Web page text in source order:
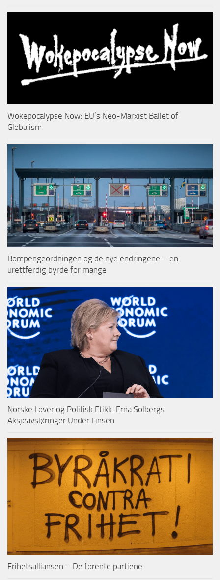
Wokepocalypse Now: EU’s Neo-Marxist Ballet of
Globalism
Bompengeordningen og de nye endringene – en
urettferdig byrde for mange
Norske Lover og Politisk Etikk: Erna Solbergs
Aksjeavsløringer Under Linsen
Frihetsalliansen – De forente partiene